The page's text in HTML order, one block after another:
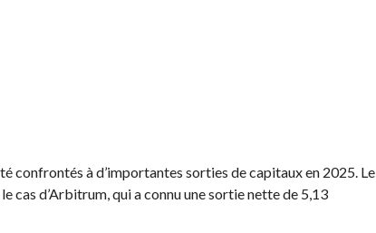
confrontés à d’importantes sorties de capitaux en 2025. Le
cas d’Arbitrum, qui a connu une sortie nette de 5,13